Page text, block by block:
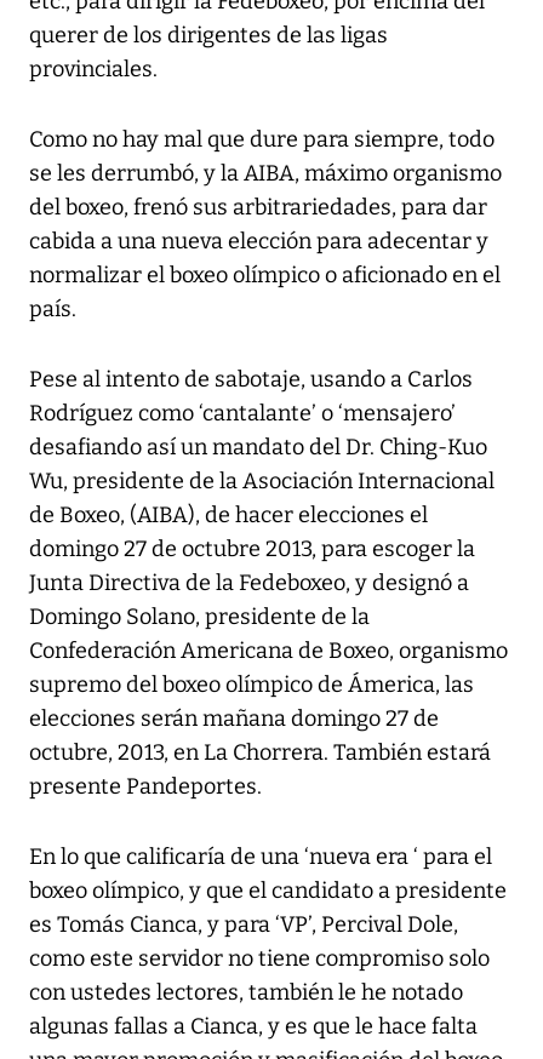
querer de los dirigentes de las ligas
provinciales.
Como no hay mal que dure para siempre, todo
se les derrumbó, y la AIBA, máximo organismo
del boxeo, frenó sus arbitrariedades, para dar
cabida a una nueva elección para adecentar y
normalizar el boxeo olímpico o aficionado en el
país.
Pese al intento de sabotaje, usando a Carlos
Rodríguez como ‘cantalante’ o ‘mensajero’
desafiando así un mandato del Dr. Ching-Kuo
Wu, presidente de la Asociación Internacional
de Boxeo, (AIBA), de hacer elecciones el
domingo 27 de octubre 2013, para escoger la
Junta Directiva de la Fedeboxeo, y designó a
Domingo Solano, presidente de la
Confederación Americana de Boxeo, organismo
supremo del boxeo olímpico de Ámerica, las
elecciones serán mañana domingo 27 de
octubre, 2013, en La Chorrera. También estará
presente Pandeportes.
En lo que calificaría de una ‘nueva era ‘ para el
boxeo olímpico, y que el candidato a presidente
es Tomás Cianca, y para ‘VP’, Percival Dole,
como este servidor no tiene compromiso solo
con ustedes lectores, también le he notado
algunas fallas a Cianca, y es que le hace falta